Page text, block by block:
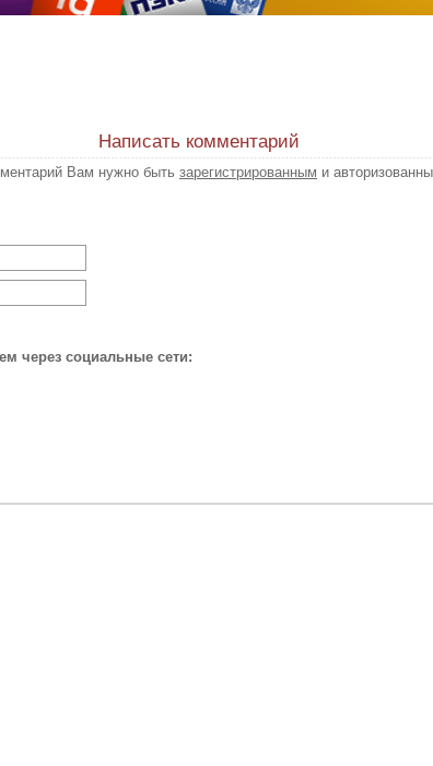
Написать комментарий
Вам нужно быть зарегистрированным и
через социальные сети: